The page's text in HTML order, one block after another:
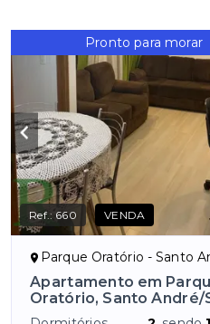
Pronto para morar
Ref.: 660 VENDA
Parque Oratório - Santo
Apartamento em
Oratório, Santo André/